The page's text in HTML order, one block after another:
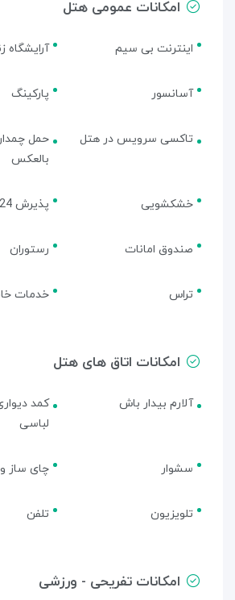
امکانات عمومی هتل
اینترنت بی سیم آرایشگاه
آسانسور پارکینگ
تاکسی سرویس در هتل
حمل
بالعکس
خشکشویی پذیرش 24 ساعته
صندوق امانات رستوران
تراس خدمات
امکانات اتاق های هتل
آلارم بیدار باش
کمد
لباسی
سشوار چای ساز
تلویزیون تلفن
امکانات تفریحی - ورزشی